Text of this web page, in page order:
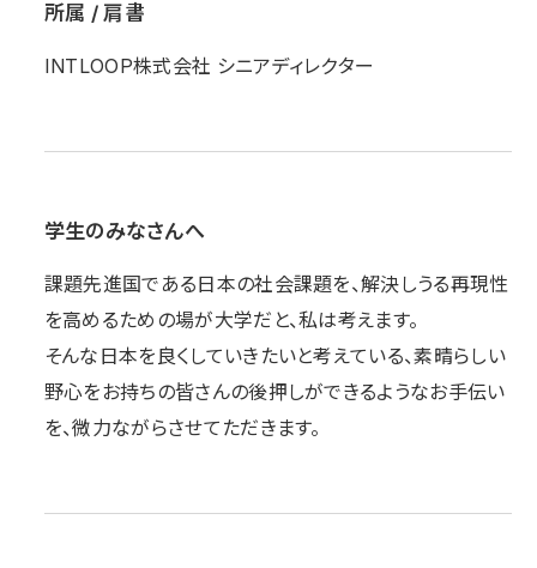
所属 / 肩書
INTLOOP株式会社 シニアディレクター
学生のみなさんへ
課題先進国である日本の社会課題を、解決しうる再現性
を高めるための場が大学だと、私は考えます。
そんな日本を良くしていきたいと考えている、素晴らしい
野心をお持ちの皆さんの後押しができるようなお手伝い
を、微力ながらさせてただきます。